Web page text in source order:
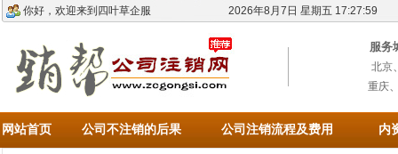
你好，欢迎来到四叶草企服 2026年8月7日 星期五 17:27:59
服务
北京
重庆
网站首页 公司不注销的后果 公司注销流程及费用 内